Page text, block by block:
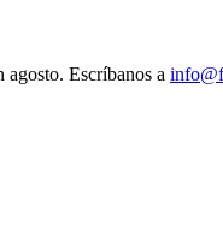
Escríbanos a